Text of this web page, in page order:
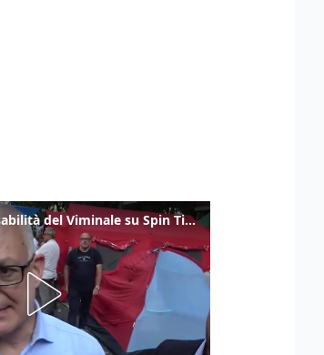
Gualtieri: "Responsabilità del Viminale su Spin Time? La posizione dei partiti è nota"